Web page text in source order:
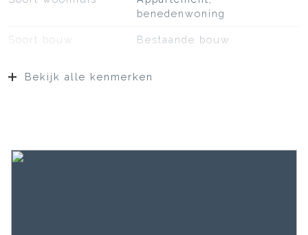
benedenwoning
Soort bouw Bestaande bouw
Bekijk alle kenmerken